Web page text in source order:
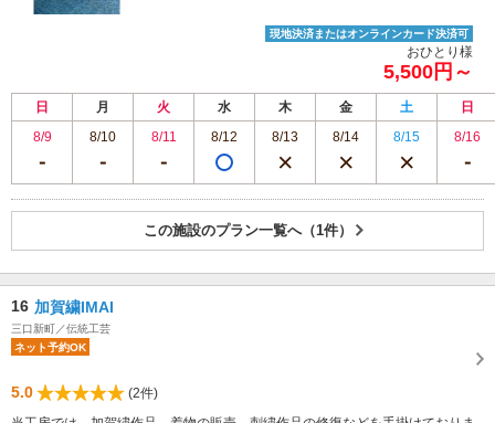
現地決済またはオンラインカード決済可
おひとり様
5,500円～
日 月 火 水 木 金 土
日
8/9
8/10 8/11 8/12 8/13 8/14 8/15 8/16
この施設のプラン一覧へ（1件）
16 加賀繍IMAI
三口新町／伝統工芸
ネット予約OK
5.0
(2件)